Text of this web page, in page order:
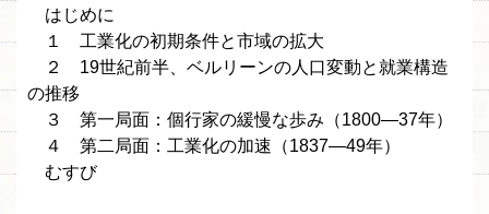
はじめに
１ 工業化の初期条件と市域の拡大
２ 19世紀前半、ベルリーンの人口変動と就業構造
の推移
３ 第一局面：個行家の緩慢な歩み（1800—37年）
４ 第二局面：工業化の加速（1837—49年）
むすび